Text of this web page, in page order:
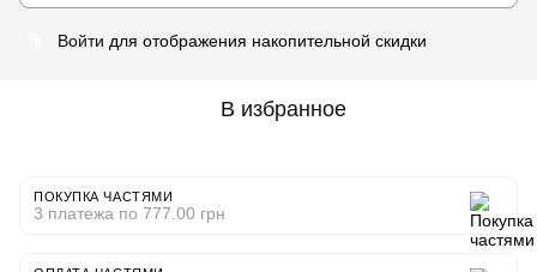
Войти для отображения накопительной скидки
В избранное
ПОКУПКА ЧАСТЯМИ
3 платежа по 777.00 грн